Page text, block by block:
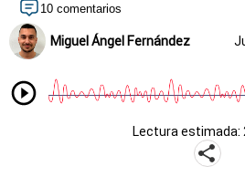
10 comentarios
Miguel Ángel Fernández
Lectura estimada: